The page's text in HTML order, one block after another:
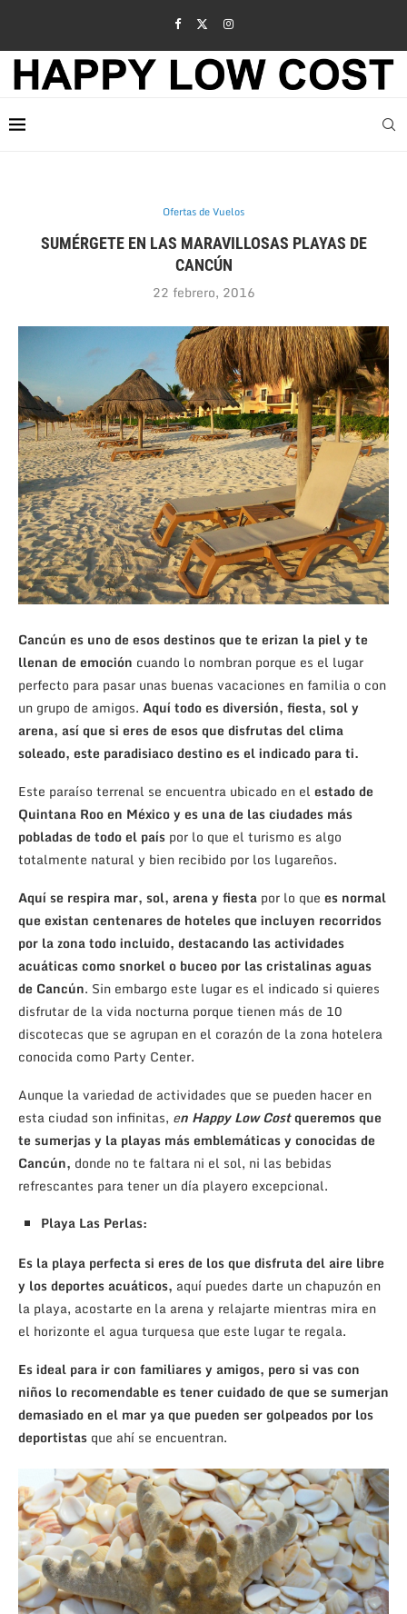
Ofertas de Vuelos
SUMÉRGETE EN LAS MARAVILLOSAS PLAYAS DE
CANCÚN
22 febrero, 2016
Cancún es uno de esos destinos que te erizan la piel y te
llenan de emoción cuando lo nombran porque es el lugar
perfecto para pasar unas buenas vacaciones en familia o con
un grupo de amigos. Aquí todo es diversión, fiesta, sol y
arena, así que si eres de esos que disfrutas del clima
soleado, este paradisiaco destino es el indicado para ti.
Este paraíso terrenal se encuentra ubicado en el estado de
Quintana Roo en México y es una de las ciudades más
pobladas de todo el país por lo que el turismo es algo
totalmente natural y bien recibido por los lugareños.
Aquí se respira mar, sol, arena y fiesta por lo que es normal
que existan centenares de hoteles que incluyen recorridos
por la zona todo incluido, destacando las actividades
acuáticas como snorkel o buceo por las cristalinas aguas
de Cancún. Sin embargo este lugar es el indicado si quieres
disfrutar de la vida nocturna porque tienen más de 10
discotecas que se agrupan en el corazón de la zona hotelera
conocida como Party Center.
Aunque la variedad de actividades que se pueden hacer en
esta ciudad son infinitas, en Happy Low Costqueremos que
te sumerjas y la playas más emblemáticas y conocidas de
Cancún, donde no te faltara ni el sol, ni las bebidas
refrescantes para tener un día playero excepcional.
Playa Las Perlas:
Es la playa perfecta si eres de los que disfruta del aire libre
y los deportes acuáticos, aquí puedes darte un chapuzón en
la playa, acostarte en la arena y relajarte mientras mira en
el horizonte el agua turquesa que este lugar te regala.
Es ideal para ir con familiares y amigos, pero si vas con
niños lo recomendable es tener cuidado de que se sumerjan
demasiado en el mar ya que pueden ser golpeados por los
deportistas que ahí se encuentran.